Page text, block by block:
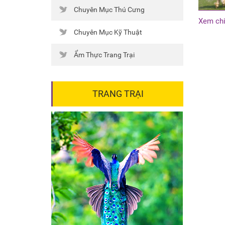
Chuyên Mục Thú Cưng
Chuyên Mục Kỹ Thuật
Ẩm Thực Trang Trại
TRANG TRẠI
Xem